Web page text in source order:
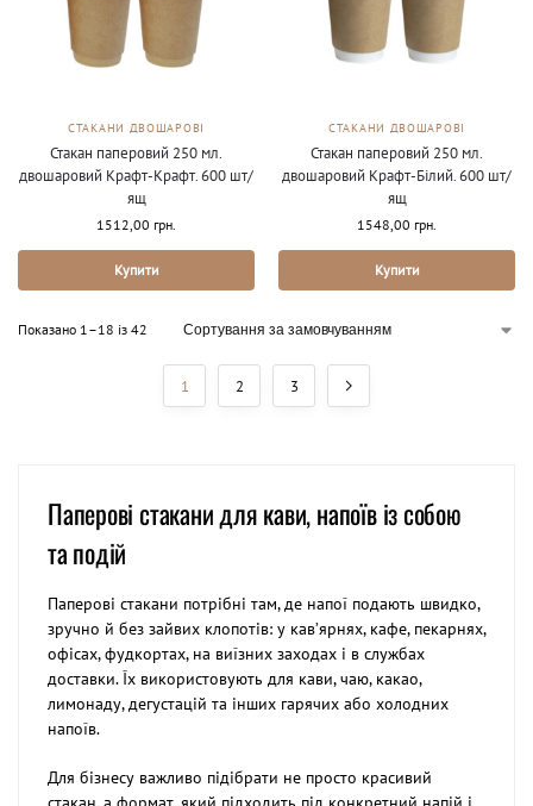
СТАКАНИ ДВОШАРОВІ
Стакан паперовий 250 мл.
двошаровий Крафт-Крафт. 600 шт/
ящ
1512,00 грн.
Купити
СТАКАНИ ДВОШАРОВІ
Стакан паперовий 250 мл.
двошаровий Крафт-Білий. 600 шт/
ящ
1548,00 грн.
Купити
Показано 1–18 із 42
1 2 3
Паперові стакани для кави, напоїв із собою
та подій
Паперові стакани потрібні там, де напої подають швидко,
зручно й без зайвих клопотів: у кав’ярнях, кафе, пекарнях,
офісах, фудкортах, на виїзних заходах і в службах
доставки. Їх використовують для кави, чаю, какао,
лимонаду, дегустацій та інших гарячих або холодних
напоїв.
Для бізнесу важливо підібрати не просто красивий